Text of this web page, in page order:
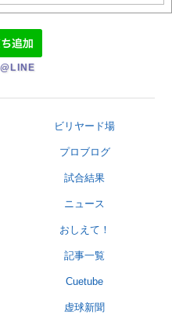
ビリヤード場
プロブログ
試合結果
ニュース
おしえて！
記事一覧
Cuetube
虚球新聞